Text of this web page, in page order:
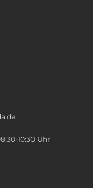
10:30 Uhr